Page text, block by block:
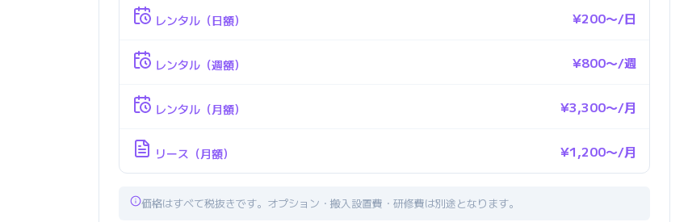
レンタル（日額） ¥200〜/日
レンタル（週額） ¥800〜/週
レンタル（月額） ¥3,300〜/月
リース（月額） ¥1,200〜/月
価格はすべて税抜きです。オプション・搬入設置費・研修費は別途となります。